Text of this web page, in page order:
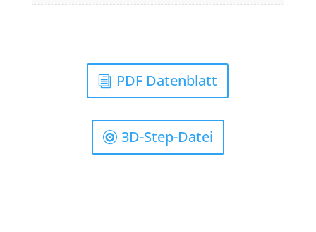
PDF Datenblatt
3D-Step-Datei